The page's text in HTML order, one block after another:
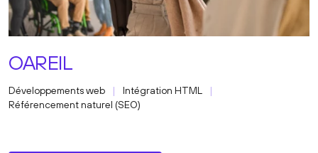
OAREIL
Développements web
Intégration HTML
Référencement naturel (SEO)